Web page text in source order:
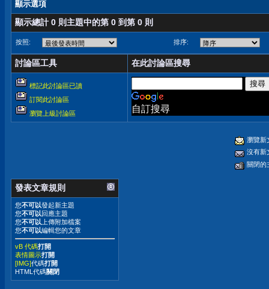
顯示選項
顯示總計 0 則主題中的第 0 到第 0 則
按照: 排序:
討論區工具 在此討論區搜尋
標記此討論區已讀
訂閱此討論區
瀏覽上級討論區
自訂搜尋
瀏覽新
沒有新
關閉的
發表文章規則
您不可以發起新主題
您不可以回應主題
您不可以 上傳附加檔案
您不可以編輯您的文章
vB 代碼打開
表情圖示打開
[IMG]代碼打開
HTML代碼關閉